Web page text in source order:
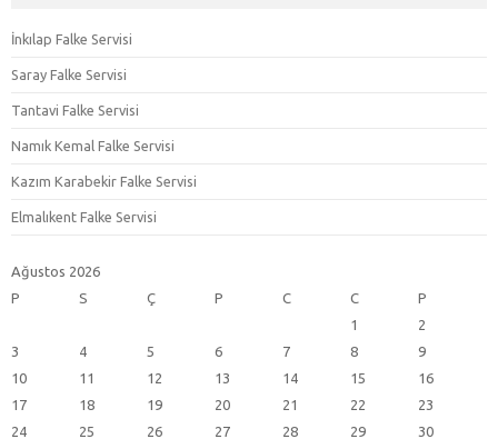
İnkılap Falke Servisi
Saray Falke Servisi
Tantavi Falke Servisi
Namık Kemal Falke Servisi
Kazım Karabekir Falke Servisi
Elmalıkent Falke Servisi
Ağustos 2026
P
S Ç P C C
P
1
2
3
4 5 6 7 8
9
10
11 12 13 14 15
16
17
18 19 20 21 22
23
24
25 26 27 28 29 30